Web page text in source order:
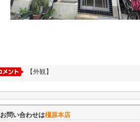
【外観】
お問い合わせは橿原本店